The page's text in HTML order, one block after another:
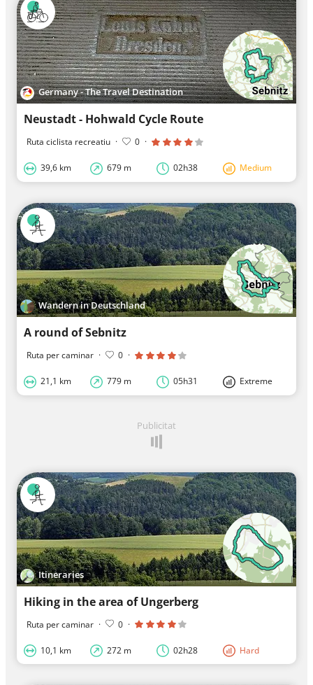
Germany - The Travel Destination
Neustadt - Hohwald Cycle Route
Ruta ciclista recreatiu · 0 ·
39,6 km 679 m 02h38 Medium
Wandern in Deutschland
A round of Sebnitz
Ruta per caminar · 0 ·
21,1 km 779 m 05h31 Extreme
Publicitat
Itineraries
Hiking in the area of Ungerberg
Ruta per caminar · 0 ·
10,1 km 272 m 02h28 Hard